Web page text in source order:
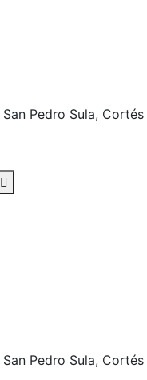
San Pedro Sula, Cortés
San Pedro Sula, Cortés